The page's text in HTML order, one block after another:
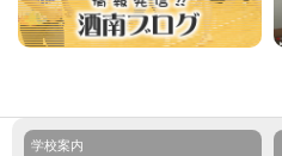
学校案内